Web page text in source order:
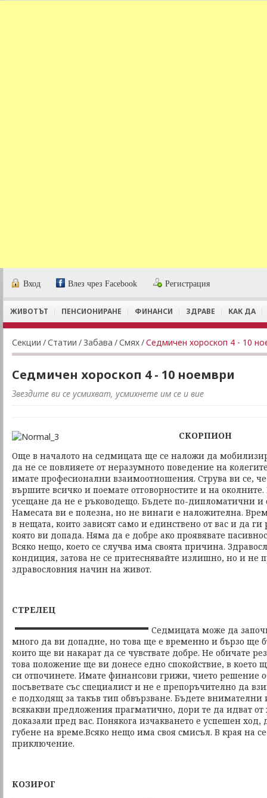
Вход Влез чрез Facebook Регистрация
ЖИВОТЪТ ПЕНСИОНИРАНЕ ФИНАНСИ ЗДРАВЕ КАК ДА
Секции /Статии / Забава /Смях/Седмичен хороскоп 4 - 10
Седмичен хороскоп 4 - 10 ноември
Звездите ви се усмихват, усмихнете им се и вие
СКОРПИОН
Още в началото на седмицата ще се наложи да
да не се повлияете от неразумното поведение на
имате професионални взаимоотношения. Струва ви се,
вършите всичко и поемате отговорностите и на
усещане да не е ръководещо. Бъдете по-дипломатични и
Намесата ви е полезна, но не винаги е наложителна.
в нещата, които зависят само и единствено от вас и да ги
която ви допада. Няма да е добре ако проявявате
Всяко нещо, което се случва има своята причина.
кондиция, затова не се притеснявайте излишно, но и не
здравословния начин на живот.
СТРЕЛЕЦ
Седмицата може да
много да ви допадне, но това ще е временно и бързо ще
които ще ви накарат да се чувствате добре. Не обичате
това положение ще ви донесе едно спокойствие, в което
си отпочинете. Имате финансови грижи, чието решение
посъветвате със специалист и не е препоръчително да
е подходящ за такъв тип обвързване. Бъдете
всякакви предложения прагматично, дори те да идват от
доказали пред вас. Понякога изчакването е успешен ход,
губене на време.Всяко нещо има своя смисъл. В края на
приключение.
КОЗИРОГ